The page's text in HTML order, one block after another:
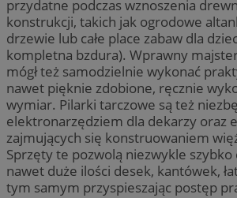
przydatne podczas wznoszenia
konstrukcji, takich jak ogrodowe
drzewie lub całe place zabaw dla
kompletna bzdura). Wprawny
mógł też samodzielnie wykonać
nawet pięknie zdobione, ręcznie
wymiar. Pilarki tarczowe są też
elektronarzędziem dla dekarzy oraz
zajmujących się konstruowaniem
Sprzęty te pozwolą niezwykle szybko
nawet duże ilości desek, kantówek,
tym samym przyspieszając postęp